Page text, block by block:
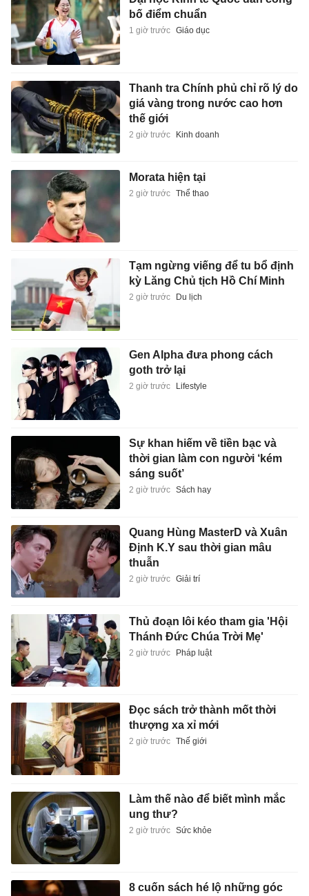
bố điểm chuẩn
1 giờ trước Giáo dục
Thanh tra Chính phủ chỉ rõ lý do
giá vàng trong nước cao hơn
thế giới
2 giờ trước Kinh doanh
Morata hiện tại
2 giờ trước Thể thao
Tạm ngừng viếng để tu bổ định
kỳ Lăng Chủ tịch Hồ Chí Minh
2 giờ trước Du lịch
Gen Alpha đưa phong cách
goth trở lại
2 giờ trước Lifestyle
Sự khan hiếm về tiền bạc và
thời gian làm con người ‘kém
sáng suốt’
2 giờ trước Sách hay
Quang Hùng MasterD và Xuân
Định K.Y sau thời gian mâu
thuẫn
2 giờ trước Giải trí
Thủ đoạn lôi kéo tham gia 'Hội
Thánh Đức Chúa Trời Mẹ'
2 giờ trước Pháp luật
Đọc sách trở thành mốt thời
thượng xa xỉ mới
2 giờ trước Thế giới
Làm thế nào để biết mình mắc
ung thư?
2 giờ trước Sức khỏe
8 cuốn sách hé lộ những góc